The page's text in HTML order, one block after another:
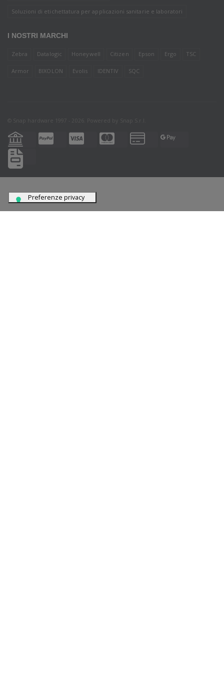
Soluzioni di etichettatura per applicazioni sanitarie e laboratori
I NOSTRI MARCHI
Zebra Datalogic Honeywell Citizen Epson Ergo TSC
Armor BIXOLON Evolis IDENTIV SQC
© Snap hardware 1997 - 2026. Powered by Snap S.r.l.